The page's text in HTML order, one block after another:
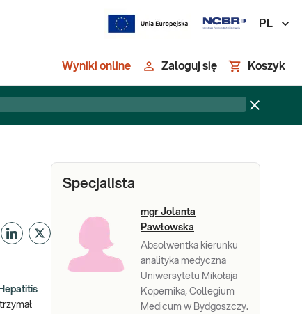
PL
Wyniki online Zaloguj się Koszyk
Specjalista
mgr Jolanta
Pawłowska
Absolwentka kierunku
analityka medyczna
Uniwersytetu Mikołaja
Kopernika, Collegium
Medicum w Bydgoszczy.